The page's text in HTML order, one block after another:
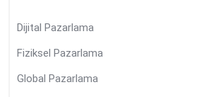
Dijital Pazarlama
Fiziksel Pazarlama
Global Pazarlama